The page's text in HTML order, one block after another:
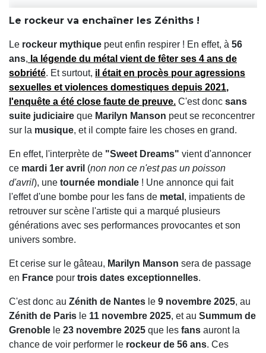
Le rockeur va enchaîner les Zéniths !
Le rockeur mythique peut enfin respirer ! En effet, à 56
ans, la légende du métal vient de fêter ses 4 ans de
sobriété. Et surtout, il était en procès pour agressions
sexuelles et violences domestiques depuis 2021,
l'enquête a été close faute de preuve. C'est donc sans
suite judiciaire que Marilyn Manson peut se reconcentrer
sur la musique, et il compte faire les choses en grand.
En effet, l'interprète de "Sweet Dreams" vient d'annoncer
ce mardi 1er avril (non non ce n'est pas un poisson
d'avril), une tournée mondiale ! Une annonce qui fait
l'effet d'une bombe pour les fans de metal , impatients de
retrouver sur scène l'artiste qui a marqué plusieurs
générations avec ses performances provocantes et son
univers sombre.
Et cerise sur le gâteau, Marilyn Manson sera de passage
en France pour trois dates exceptionnelles.
C'est donc au Zénith de Nantes le 9 novembre 2025, au
Zénith de Paris le 11 novembre 2025, et au Summum de
Grenoble le 23 novembre 2025 que les fans auront la
chance de voir performer le rockeur de 56 ans. Ces